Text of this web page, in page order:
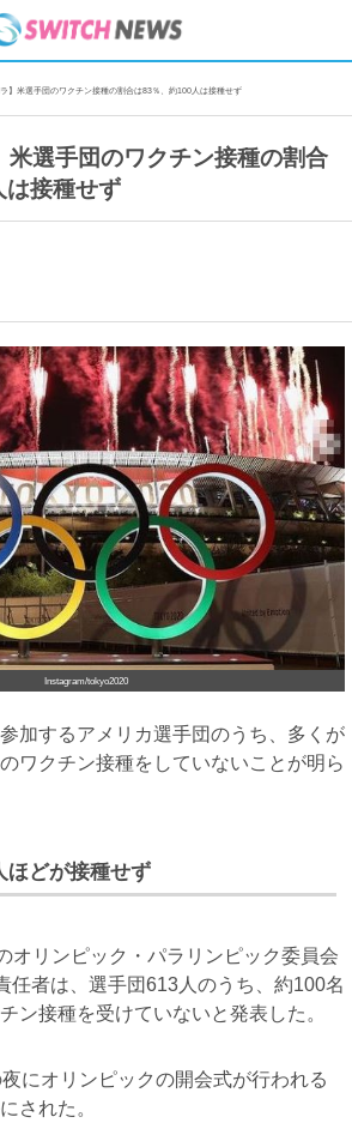
ラ】米選手団のワクチン接種の割合は83％、約100人は接種せず
米選手団のワクチン接種の割合
接種せず
Instagram/tokyo2020
加するアメリカ選手団のうち、多くが
ワクチン接種をしていないことが明ら
ほどが接種せず
オリンピック・パラリンピック委員会
任者は、選手団613人のうち、約100名
ン接種を受けていないと発表した。
にオリンピックの開会式が行われる
された。